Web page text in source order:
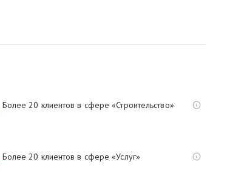
Более 20 клиентов в сфере «Строительство»
Более 20 клиентов в сфере «Услуг»